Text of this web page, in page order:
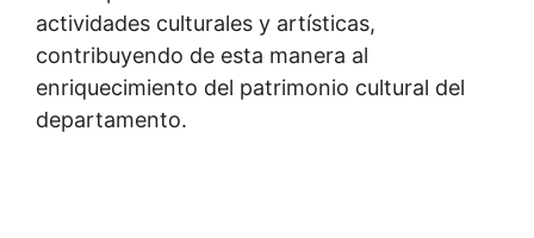
actividades culturales y artísticas,
contribuyendo de esta manera al
enriquecimiento del patrimonio cultural del
departamento.